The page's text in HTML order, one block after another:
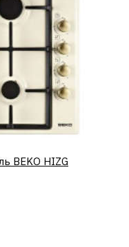
BEKO HIZG